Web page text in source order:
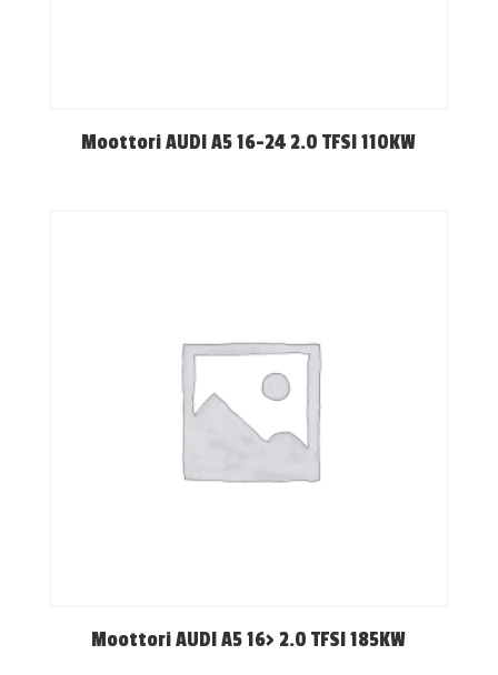
Moottori AUDI A5 16-24 2.0 TFSI 110KW
Moottori AUDI A5 16> 2.0 TFSI 185KW